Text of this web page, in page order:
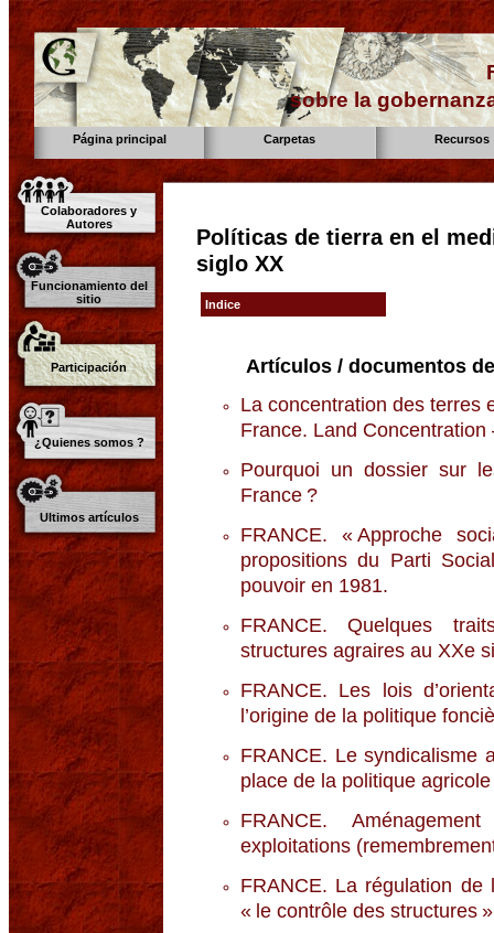
sobre la
Página principal Carpetas Recursos
Colaboradores y
Autores
Funcionamiento del
sitio
Participación
¿Quienes somos ?
Ultimos artículos
Políticas de tierra en el
siglo XX
Indice
Artículos / documentos
La concentration des terres
France. Land
Pourquoi un dossier sur
France ?
FRANCE. « Approche
propositions du Parti
pouvoir en 1981.
FRANCE. Quelques
structures agraires au XXe
FRANCE. Les lois
l’origine de la politique
FRANCE. Le syndicalisme
place de la politique agricole
FRANCE.
exploitations
FRANCE. La régulation
« le contrôle des structures »